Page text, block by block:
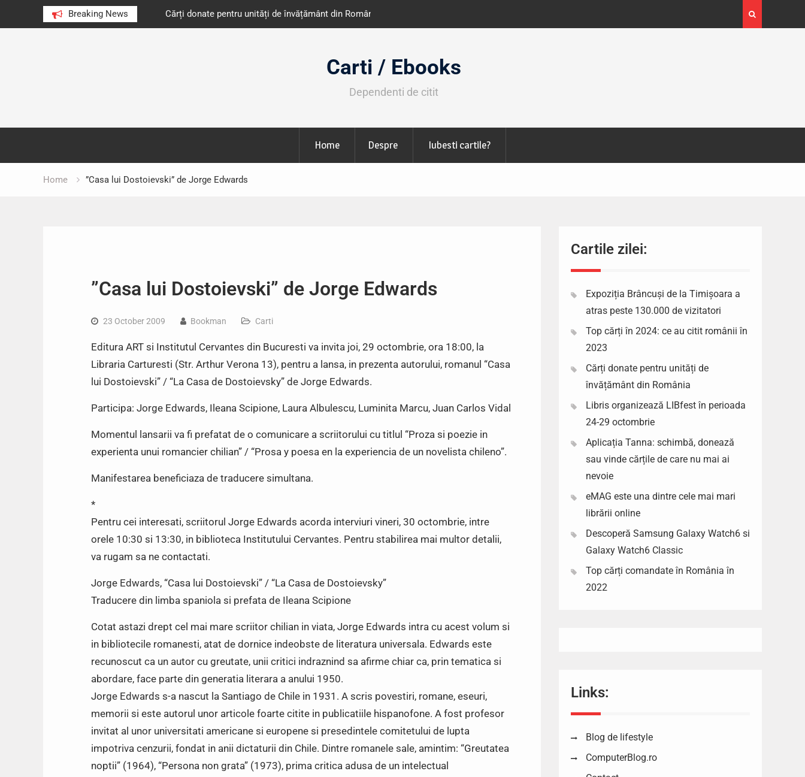
Breaking News
au citit românii în 2023 Cărți donate pentru unități de învățământ din România
octombrie
Expoziția Brâncuși de la Timișoara a atras peste
130.000 de vizitatori
Carti / Ebooks
Dependenti de citit
Home Despre Iubesti cartile?
Home ”Casa lui Dostoievski” de Jorge Edwards
”Casa lui Dostoievski” de Jorge Edwards
23 October 2009 Bookman Carti
Editura ART si Institutul Cervantes din Bucuresti va invita joi, 29 octombrie, ora 18:00, la
Libraria Carturesti (Str. Arthur Verona 13), pentru a lansa, in prezenta autorului, romanul “Casa
lui Dostoievski” / “La Casa de Dostoievsky” de Jorge Edwards.
Participa: Jorge Edwards, Ileana Scipione, Laura Albulescu, Luminita Marcu, Juan Carlos Vidal
Momentul lansarii va fi prefatat de o comunicare a scriitorului cu titlul “Proza si poezie in
experienta unui romancier chilian” / “Prosa y poesa en la experiencia de un novelista chileno”.
Manifestarea beneficiaza de traducere simultana.
*
Pentru cei interesati, scriitorul Jorge Edwards acorda interviuri vineri, 30 octombrie, intre
orele 10:30 si 13:30, in biblioteca Institutului Cervantes. Pentru stabilirea mai multor detalii,
va rugam sa ne contactati.
Jorge Edwards, “Casa lui Dostoievski” / “La Casa de Dostoievsky”
Traducere din limba spaniola si prefata de Ileana Scipione
Cotat astazi drept cel mai mare scriitor chilian in viata, Jorge Edwards intra cu acest volum si
in bibliotecile romanesti, atat de dornice indeobste de literatura universala. Edwards este
recunoscut ca un autor cu greutate, unii critici indraznind sa afirme chiar ca, prin tematica si
abordare, face parte din generatia literara a anului 1950.
Jorge Edwards s-a nascut la Santiago de Chile in 1931. A scris povestiri, romane, eseuri,
memorii si este autorul unor articole foarte citite in publicatiile hispanofone. A fost profesor
invitat al unor universitati americane si europene si presedintele comitetului de lupta
impotriva cenzurii, fondat in anii dictaturii din Chile. Dintre romanele sale, amintim: “Greutatea
noptii” (1964), “Persona non grata” (1973), prima critica adusa de un intelectual
Cartile zilei:
Expoziția Brâncuși de la Timișoara a
atras peste 130.000 de vizitatori
Top cărți în 2024: ce au citit românii în
2023
Cărți donate pentru unități de
învățământ din România
Libris organizează LIBfest în perioada
24-29 octombrie
Aplicația Tanna: schimbă, donează
sau vinde cărțile de care nu mai ai
nevoie
eMAG este una dintre cele mai mari
librării online
Descoperă Samsung Galaxy Watch6 si
Galaxy Watch6 Classic
Top cărți comandate în România în
2022
Links:
Blog de lifestyle
ComputerBlog.ro